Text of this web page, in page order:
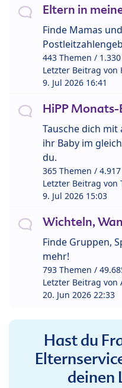
Eltern in
Finde Mamas
443 Themen /
Letzter Beitrag von
9. Jul 2026 16:41
HiPP
Tausche dich mit
ihr Baby im
du.
365 Themen /
Letzter Beitrag von
9. Jul 2026 15:03
Wichteln,
Finde Gruppen,
mehr!
793 Themen /
Letzter Beitrag von
20. Jun 2026 22:33
Hast du
deinen